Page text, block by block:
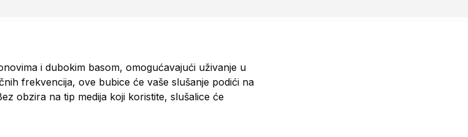
i dubokim basom, omogućavajući uživanje u
frekvencija, ove bubice će vaše slušanje podići na
obzira na tip medija koji koristite, slušalice će